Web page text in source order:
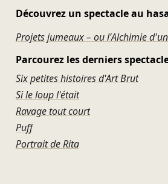
Découvrez un spectacle au
Projets jumeaux – ou l'Alchimie
Parcourez les derniers
Six petites histoires d'Art Brut
Si le loup l'était
Ravage tout court
Puff
Portrait de Rita